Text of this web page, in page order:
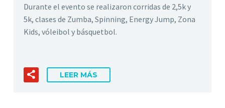
Durante el evento se realizaron corridas de 2,5k y
5k, clases de Zumba, Spinning, Energy Jump, Zona
Kids, vóleibol y básquetbol.
LEER MÁS